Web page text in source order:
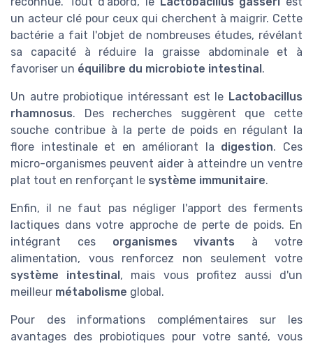
un acteur clé pour ceux qui cherchent à maigrir. Cette
bactérie a fait l'objet de nombreuses études, révélant
sa capacité à réduire la graisse abdominale et à
favoriser un équilibre du microbiote intestinal .
Un autre probiotique intéressant est le Lactobacillus
rhamnosus. Des recherches suggèrent que cette
souche contribue à la perte de poids en régulant la
flore intestinale et en améliorant la digestion. Ces
micro-organismes peuvent aider à atteindre un ventre
plat tout en renforçant le système immunitaire.
Enfin, il ne faut pas négliger l'apport des ferments
lactiques dans votre approche de perte de poids. En
intégrant ces organismes vivants à votre
alimentation, vous renforcez non seulement votre
système intestinal , mais vous profitez aussi d'un
meilleur métabolisme global.
Pour des informations complémentaires sur les
avantages des probiotiques pour votre santé, vous